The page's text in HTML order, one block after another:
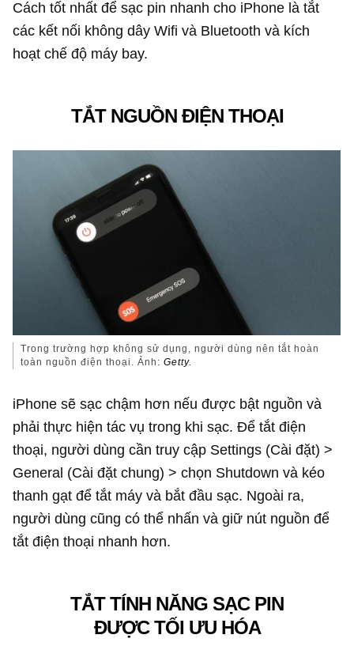
Cách tốt nhất để sạc pin nhanh cho iPhone là tắt
các kết nối không dây Wifi và Bluetooth và kích
hoạt chế độ máy bay.
TẮT NGUỒN ĐIỆN THOẠI
Trong trường hợp không sử dụng, người dùng nên tắt hoàn
toàn nguồn điện thoại. Ảnh:Getty.
iPhone sẽ sạc chậm hơn nếu được bật nguồn và
phải thực hiện tác vụ trong khi sạc. Để tắt điện
thoại, người dùng cần truy cập Settings (Cài đặt) >
General (Cài đặt chung) > chọn Shutdown và kéo
thanh gạt để tắt máy và bắt đầu sạc. Ngoài ra,
người dùng cũng có thể nhấn và giữ nút nguồn để
tắt điện thoại nhanh hơn.
TẮT TÍNH NĂNG SẠC PIN
ĐƯỢC TỐI ƯU HÓA